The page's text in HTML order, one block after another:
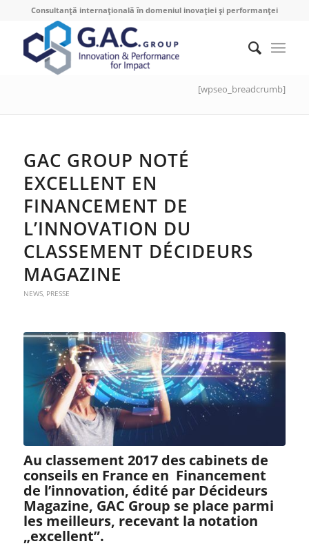
Consultanță internațională în domeniul inovației și performanței
[wpseo_breadcrumb]
GAC GROUP NOTÉ
EXCELLENT EN
FINANCEMENT DE
L’INNOVATION DU
CLASSEMENT DÉCIDEURS
MAGAZINE
NEWS, PRESSE
Au classement 2017 des cabinets de
conseils en France en Financement
de l’innovation, édité par Décideurs
Magazine, GAC Group se place parmi
les meilleurs, recevant la notation
„excellent”.